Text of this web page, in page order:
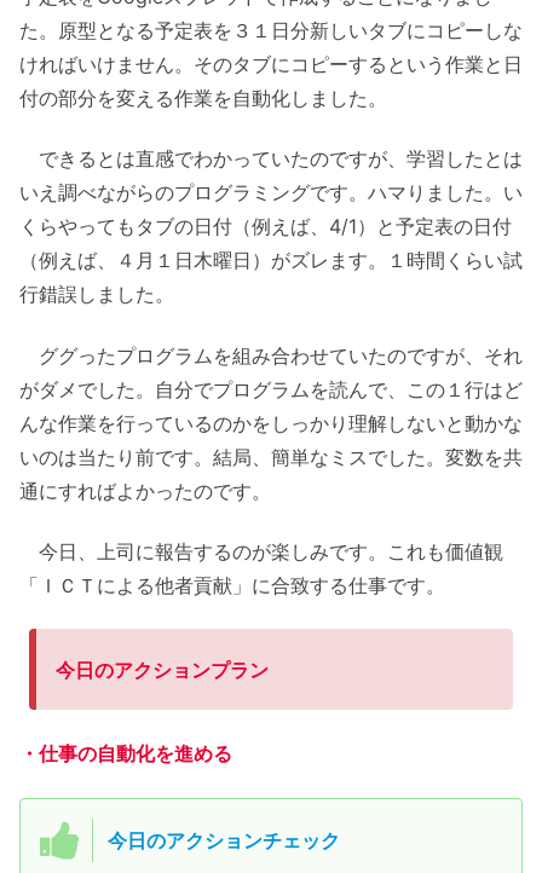
た。原型となる予定表を３１日分新しいタブにコピーしな
ければいけません。そのタブにコピーするという作業と日
付の部分を変える作業を自動化しました。
できるとは直感でわかっていたのですが、学習したとは
いえ調べながらのプログラミングです。ハマりました。い
くらやってもタブの日付（例えば、4/1）と予定表の日付
（例えば、４月１日木曜日）がズレます。１時間くらい試
行錯誤しました。
ググったプログラムを組み合わせていたのですが、それ
がダメでした。自分でプログラムを読んで、この１行はど
んな作業を行っているのかをしっかり理解しないと動かな
いのは当たり前です。結局、簡単なミスでした。変数を共
通にすればよかったのです。
今日、上司に報告するのが楽しみです。これも価値観
「ＩＣＴによる他者貢献」に合致する仕事です。
今日のアクションプラン
・仕事の自動化を進める
今日のアクションチェック